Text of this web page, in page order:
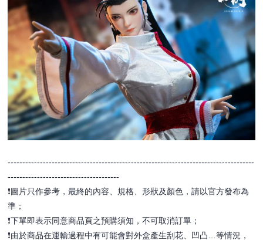
------------------------------------------------------------------------------------
--------------------------------------
❗️圖片只作參考，最終的內容、規格、形狀及顏色，請以官方發布為
準；
❗️下單即表示同意商品頁之預購須知，不可取消訂單；
❗️由於商品在運輸過程中有可能會對外盒產生刮花、凹凸…等情況，